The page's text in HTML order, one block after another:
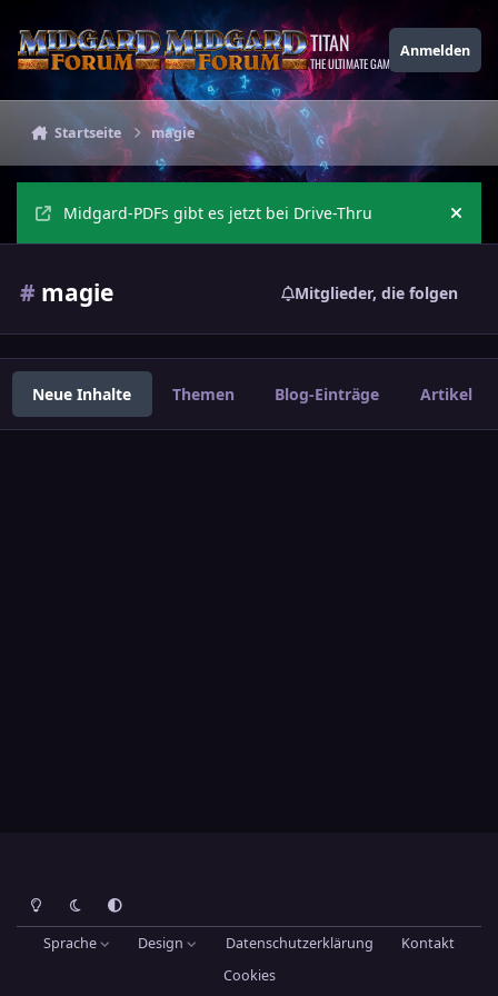
TITAN
THE ULTIMATE GAMING THEME
Anmelden
Startseite magie
Midgard-PDFs gibt es jetzt bei Drive-Thru
# magie Mitglieder, die folgen
Neue Inhalte Themen Blog-Einträge Artikel
Heller ModusDunkler ModusSystemeinstellung
Sprache Design Datenschutzerklärung
Kontakt
Cookies